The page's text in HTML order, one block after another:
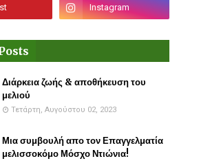
Διάρκεια ζωής & αποθήκευση του
μελιού
Τετάρτη, Αυγούστου 02, 2023
Μια συμβουλή απο τον Επαγγελματία
μελισσοκόμο Μόσχο Ντιώνια!